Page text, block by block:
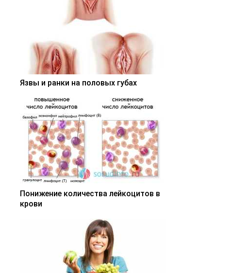
Язвы и ранки на половых губах
Понижение количества лейкоцитов в
крови